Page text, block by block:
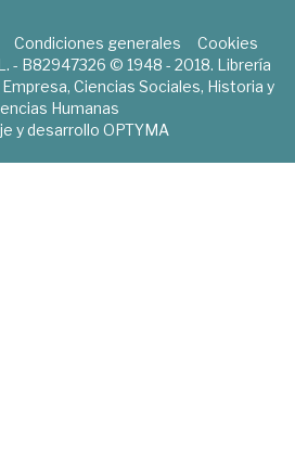
Condiciones generales
Cookies
- B82947326 © 1948 - 2018. Librería
Ciencias Sociales, Historia y
Humanas
y desarrollo OPTYMA